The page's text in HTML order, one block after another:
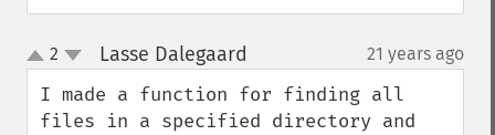
up
down
2 Lasse Dalegaard 21 years ago
I made a function for finding all
files in a specified directory and